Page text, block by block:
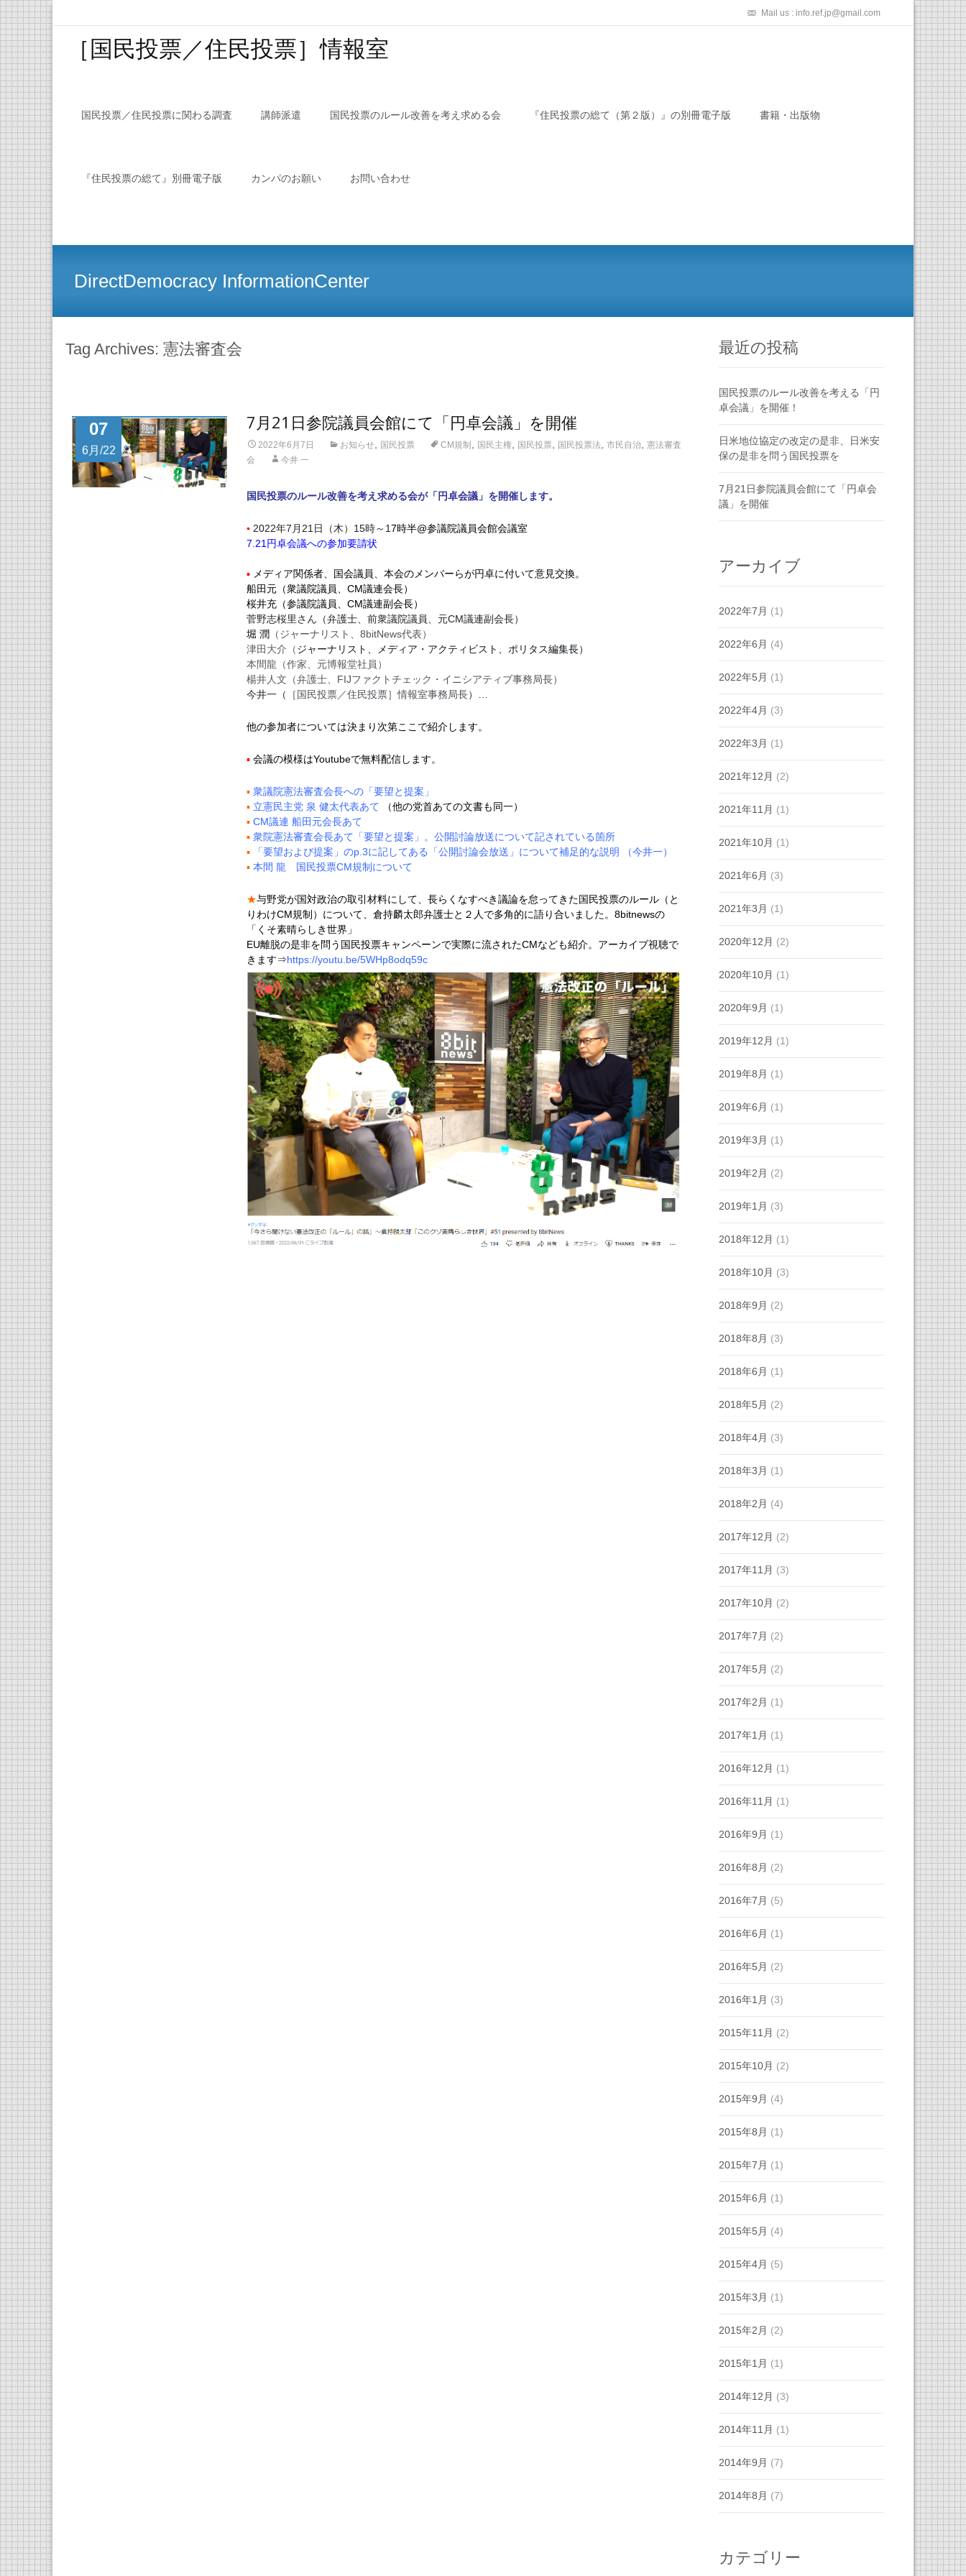
Mail us : info.ref.jp@gmail.com
［国民投票／住民投票］情報室
国民投票／住民投票に関わる調査 講師派遣 国民投票のルール改善を考え求める会 『住民投票の総て（第２版）』の別冊電子版 書籍・出版物
『住民投票の総て』別冊電子版 カンパのお願い お問い合わせ
DirectDemocracy InformationCenter
Tag Archives: 憲法審査会
07
6月/22
7月21日参院議員会館にて「円卓会議」を開催
2022年6月7日 お知らせ 国民投票 CM規制 国民主権, 国民投票, 国民投票法 市民自治, 憲法審査
会
今井 一
国民投票のルール改善を考え求める会が「円卓会議」を開催します。
▪ 2022年7月21日（木）15時～17時半@参議院議員会館会議室
7.21円卓会議への参加要請状
▪ メディア関係者、国会議員、本会のメンバーらが円卓に付いて意見交換。
船田元（衆議院議員、CM議連会長）
桜井充（参議院議員、CM議連副会長）
菅野志桜里さん（弁護士、前衆議院議員、元CM議連副会長）
堀 潤 （ジャーナリスト、8bitNews代表）
津田大介（ジャーナリスト、メディア・アクティビスト、ポリタス編集長）
本間龍（作家、元博報堂社員）
楊井人文（弁護士、 FIJファクトチェック・イニシアティブ事務局長）
今井一（ ［国民投票／住民投票］情報室事務局長）…
他の参加者については決まり次第ここで紹介します。
▪ 会議の模様はYoutubeで無料配信します。
▪ 衆議院憲法審査会長への「要望と提案」
▪ 立憲民主党 泉 健太代表あて
（他の党首あての文書も同一）
▪ CM議連 船田元会長あて
▪ 衆院憲法審査会長あて「要望と提案」。公開討論放送について記されている箇所
▪
「要望および提案」のp.3に記してある「公開討論会放送」について補足的な説明
（今井一）
▪ 本間 龍 国民投票CM規制について
★与野党が国対政治の取引材料にして、長らくなすべき議論を怠ってきた国民投票のルール（と
りわけCM規制）について、倉持麟太郎弁護士と２人で多角的に語り合いました。8bitnewsの
「くそ素晴らしき世界」
EU離脱の是非を問う国民投票キャンペーンで実際に流されたCMなども紹介。アーカイブ視聴で
きます⇒https://youtu.be/5WHp8odq59c
最近の投稿
国民投票のルール改善を考える「円
卓会議」を開催！
日米地位協定の改定の是非、日米安
保の是非を問う国民投票を
7月21日参院議員会館にて「円卓会
議」を開催
アーカイブ
2022年7月 (1)
2022年6月 (4)
2022年5月 (1)
2022年4月 (3)
2022年3月 (1)
2021年12月 (2)
2021年11月 (1)
2021年10月 (1)
2021年6月 (3)
2021年3月 (1)
2020年12月 (2)
2020年10月 (1)
2020年9月 (1)
2019年12月 (1)
2019年8月 (1)
2019年6月 (1)
2019年3月 (1)
2019年2月 (2)
2019年1月 (3)
2018年12月 (1)
2018年10月 (3)
2018年9月 (2)
2018年8月 (3)
2018年6月 (1)
2018年5月 (2)
2018年4月 (3)
2018年3月 (1)
2018年2月 (4)
2017年12月 (2)
2017年11月 (3)
2017年10月 (2)
2017年7月 (2)
2017年5月 (2)
2017年2月 (1)
2017年1月 (1)
2016年12月 (1)
2016年11月 (1)
2016年9月 (1)
2016年8月 (2)
2016年7月 (5)
2016年6月 (1)
2016年5月 (2)
2016年1月 (3)
2015年11月 (2)
2015年10月 (2)
2015年9月 (4)
2015年8月 (1)
2015年7月 (1)
2015年6月 (1)
2015年5月 (4)
2015年4月 (5)
2015年3月 (1)
2015年2月 (2)
2015年1月 (1)
2014年12月 (3)
2014年11月 (1)
2014年9月 (7)
2014年8月 (7)
カテゴリー